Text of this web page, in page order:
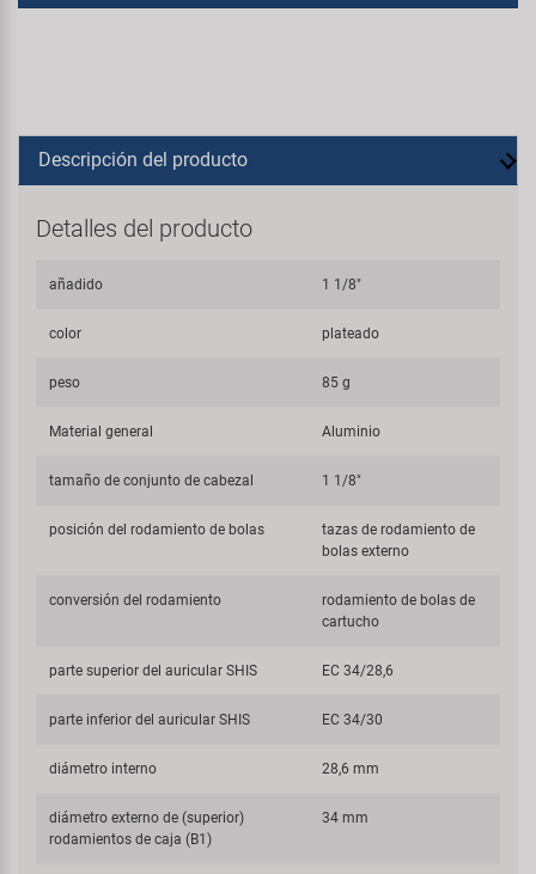
Descripción del producto
Detalles del producto
añadido 1 1/8"
color plateado
peso 85 g
Material general Aluminio
tamaño de conjunto de cabezal 1 1/8"
posición del rodamiento de bolas
tazas de rodamiento de
bolas externo
conversión del rodamiento
rodamiento de bolas de
cartucho
parte superior del auricular SHIS EC 34/28,6
parte inferior del auricular SHIS EC 34/30
diámetro interno 28,6 mm
diámetro externo de (superior)
rodamientos de caja (B1)
34 mm